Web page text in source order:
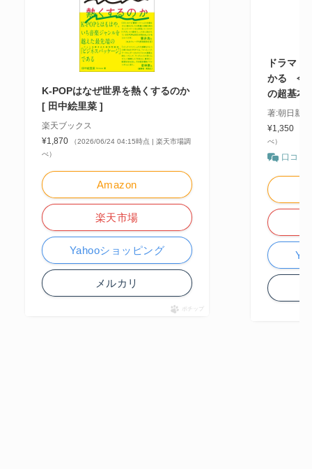
K-POPはなぜ世界を熱くするのか
[ 田中絵里菜 ]
楽天ブックス
¥1,870
（2026/06/24 04:15時点 | 楽天市場調
べ）
Amazon
楽天市場
Yahooショッピング
メルカリ
ポチップ
ドラマ・
かる 今
の超基本
著:朝日新
¥1,350
べ）
口コミ